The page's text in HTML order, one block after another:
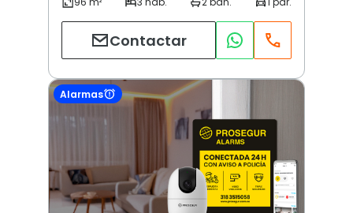
Contactar
Alarmas